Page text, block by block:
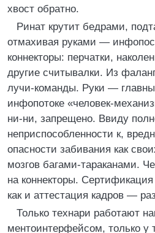
хвост обратно.
Ринат крутит бедрами,
отмахивая руками —
коннекторы: перчатки,
другие считывалки. Из
лучи-команды. Руки —
инфопотоке «человек-
ни-ни, запрещено. Ввиду
неприспособленности к,
опасности забивания как
мозгов багами-тараканами.
на коннекторы.
как и аттестация кадров —
Только технари работают
ментоинтерфейсом, только у